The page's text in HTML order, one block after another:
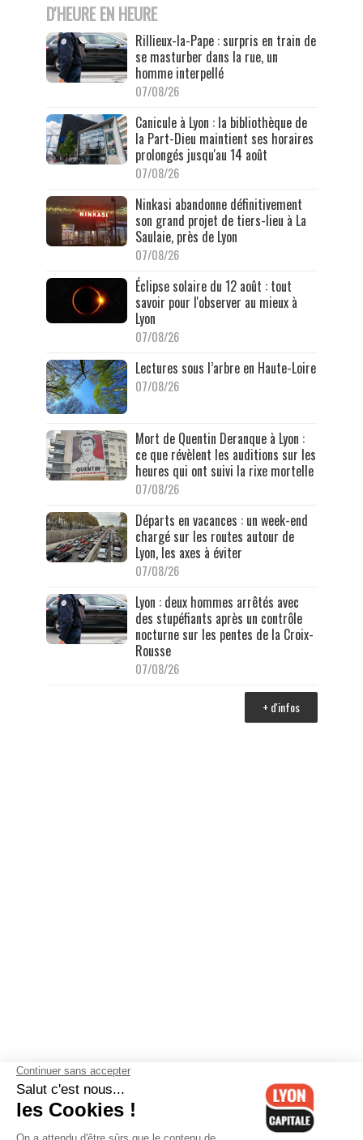
D'HEURE EN HEURE
Rillieux-la-Pape : surpris en train de
se masturber dans la rue, un
homme interpellé
07/08/26
Canicule à Lyon : la bibliothèque de
la Part-Dieu maintient ses horaires
prolongés jusqu'au 14 août
07/08/26
Ninkasi abandonne définitivement
son grand projet de tiers-lieu à La
Saulaie, près de Lyon
07/08/26
Éclipse solaire du 12 août : tout
savoir pour l'observer au mieux à
Lyon
07/08/26
Lectures sous l’arbre en Haute-Loire
07/08/26
Mort de Quentin Deranque à Lyon :
ce que révèlent les auditions sur les
heures qui ont suivi la rixe mortelle
07/08/26
Départs en vacances : un week-end
chargé sur les routes autour de
Lyon, les axes à éviter
07/08/26
Lyon : deux hommes arrêtés avec
des stupéfiants après un contrôle
nocturne sur les pentes de la Croix-
Rousse
07/08/26
+ d'infos